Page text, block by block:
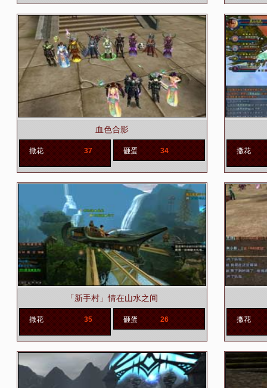
血色合影
撒花 37 砸蛋 34 撒花
「新手村」情在山水之间
撒花 35 砸蛋 26 撒花